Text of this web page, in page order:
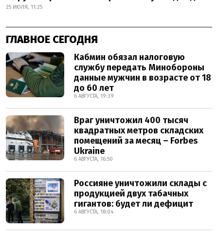
25 ИЮЛЯ, 11:25
ГЛАВНОЕ СЕГОДНЯ
Кабмин обязал налоговую
службу передать Минобороны
данные мужчин в возрасте от 18
до 60 лет
6 АВГУСТА, 19:39
Враг уничтожил 400 тысяч
квадратных метров складских
помещений за месяц – Forbes
Ukraine
6 АВГУСТА, 16:50
Россияне уничтожили склады с
продукцией двух табачных
гигантов: будет ли дефицит
6 АВГУСТА, 18:04